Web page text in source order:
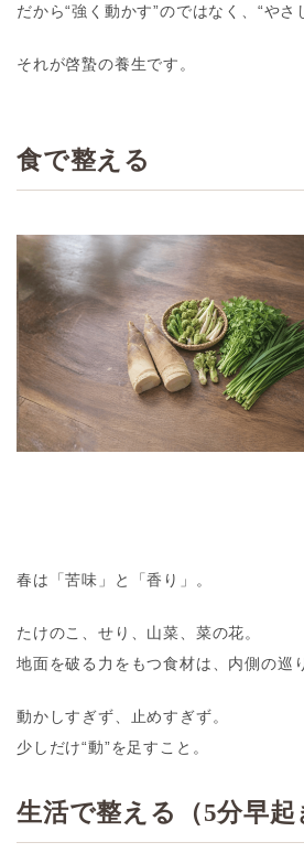
だから“強く動かす”のではなく、“やさ
それが啓蟄の養生です。
食で整える
春は「苦味」と「香り」。
たけのこ、せり、山菜、菜の花。
地面を破る力をもつ食材は、内側の巡
動かしすぎず、止めすぎず。
少しだけ“動”を足すこと。
生活で整える（5分早起